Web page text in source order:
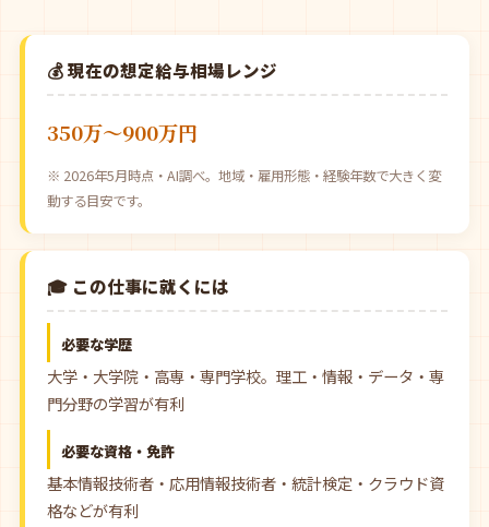
💰 現在の想定給与相場レンジ
350万〜900万円
※ 2026年5月時点・AI調べ。地域・雇用形態・経験年数で大きく変
動する目安です。
🎓 この仕事に就くには
必要な学歴
大学・大学院・高専・専門学校。理工・情報・データ・専
門分野の学習が有利
必要な資格・免許
基本情報技術者・応用情報技術者・統計検定・クラウド資
格などが有利